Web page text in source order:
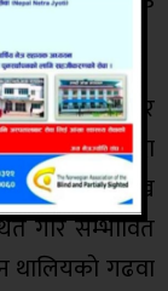
भयाे ।
क्षेत्र भित्र माेटर
क्षेत्र भन्दा
समेत गरिने प्रमुख
गरि सम्भावित
थालियकाे गढवा